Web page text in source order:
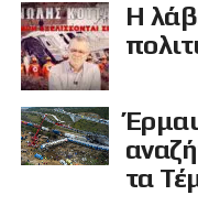
Η
τα